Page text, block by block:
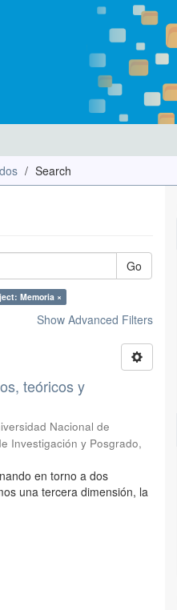
Search
Go
Memoria ×
Show Advanced Filters
teóricos y
Nacional de
Investigación y Posgrado,
en torno a dos
una tercera dimensión, la